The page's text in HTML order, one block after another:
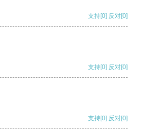
支持[0] 反对[0]
支持[0] 反对[0]
支持[0] 反对[0]